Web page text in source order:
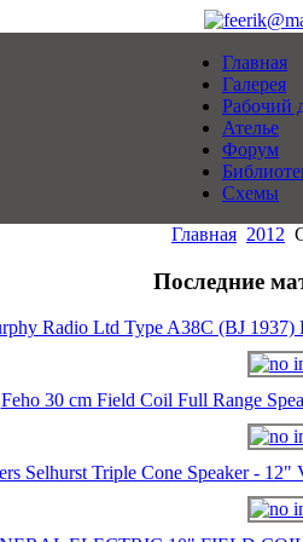
Главная
Галерея
Рабочий
Ателье
Форум
Схемы
Главная 2012
Последние
Radio Ltd Type A38C (BJ 1937)
Feho 30 cm Field Coil Full Range
Selhurst Triple Cone Speaker -